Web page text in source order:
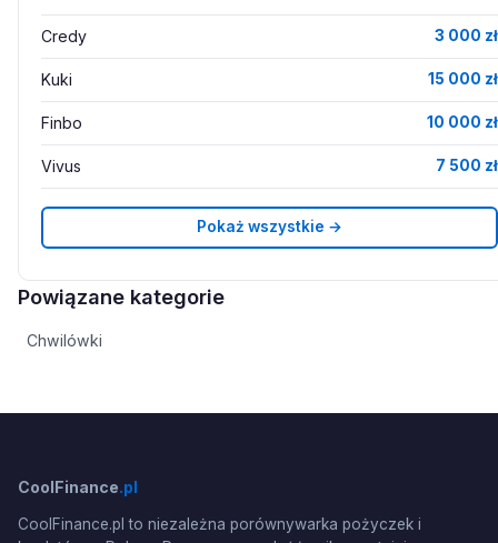
Credy 3 000 zł
Kuki 15 000 zł
Finbo 10 000 zł
Vivus 7 500 zł
Pokaż wszystkie →
Powiązane kategorie
Chwilówki
CoolFinance.pl
CoolFinance.pl to niezależna porównywarka pożyczek i